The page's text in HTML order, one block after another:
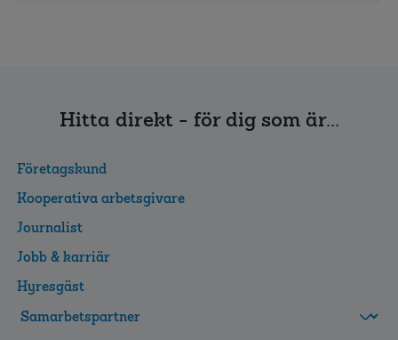
Hitta direkt - för dig som är...
Företagskund
Kooperativa arbetsgivare
Journalist
Jobb & karriär
Hyresgäst